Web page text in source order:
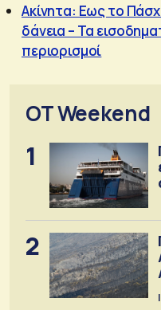
Ακίνητα: Εως το
δάνεια – Τα
περιορισμοί
OT Weekend
1
2